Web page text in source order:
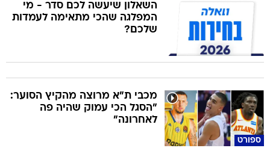
השאלון שיעשה לכם סדר - מי
המפלגה שהכי מתאימה לעמדות
שלכם?
ספורט
מכבי ת"א מרוצה מהקיץ הסוער:
"הסגל הכי עמוק שהיה פה
לאחרונה"